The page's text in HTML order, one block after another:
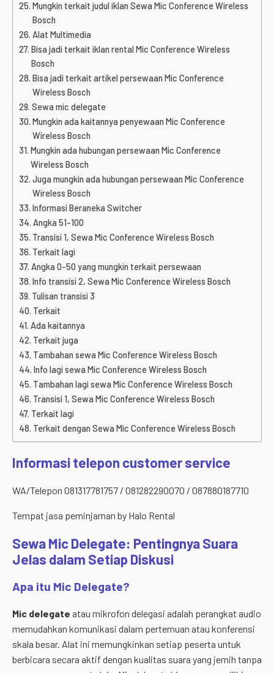
Mungkin terkait judul iklan Sewa Mic Conference Wireless
Bosch
Alat Multimedia
Bisa jadi terkait iklan rental Mic Conference Wireless
Bosch
Bisa jadi terkait artikel persewaan Mic Conference
Wireless Bosch
Sewa mic delegate
Mungkin ada kaitannya penyewaan Mic Conference
Wireless Bosch
Mungkin ada hubungan persewaan Mic Conference
Wireless Bosch
Juga mungkin ada hubungan persewaan Mic Conference
Wireless Bosch
Informasi Beraneka Switcher
Angka 51-100
Transisi 1, Sewa Mic Conference Wireless Bosch
Terkait lagi
Angka 0-50 yang mungkin terkait persewaan
Info transisi 2, Sewa Mic Conference Wireless Bosch
Tulisan transisi 3
Terkait
Ada kaitannya
Terkait juga
Tambahan sewa Mic Conference Wireless Bosch
Info lagi sewa Mic Conference Wireless Bosch
Tambahan lagi sewa Mic Conference Wireless Bosch
Transisi 1, Sewa Mic Conference Wireless Bosch
Terkait lagi
Terkait dengan Sewa Mic Conference Wireless Bosch
Informasi telepon customer service
WA/Telepon 081317781757 / 081282290070 / 087880187710
Tempat jasa peminjaman by Halo Rental
Sewa Mic Delegate: Pentingnya Suara
Jelas dalam Setiap Diskusi
Apa itu Mic Delegate?
Mic delegate atau mikrofon delegasi adalah perangkat audio
memudahkan komunikasi dalam pertemuan atau konferensi
skala besar. Alat ini memungkinkan setiap peserta untuk
berbicara secara aktif dengan kualitas suara yang jernih tanpa